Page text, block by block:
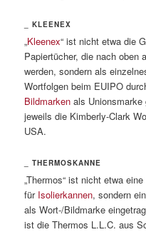
_ KLEENEX
„Kleenex“ ist nicht etwa die
Papiertücher, die nach oben
werden, sondern als
Wortfolgen beim EUIPO
Bildmarken als
jeweils die Kimberly-Clark
USA.
_ THERMOSKANNE
„Thermos“ ist nicht etwa
für Isolierkannen, sondern
als Wort-/Bildmarke
ist die Thermos L.L.C. aus